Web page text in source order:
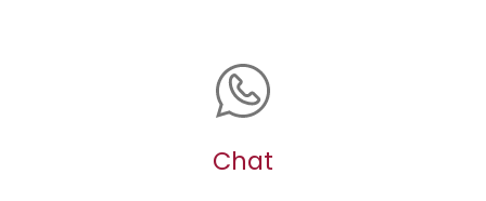
Chat